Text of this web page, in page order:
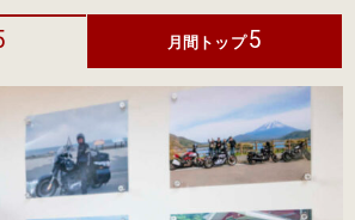
月間トップ 5